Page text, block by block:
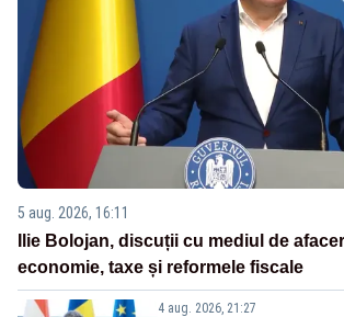
5 aug. 2026, 16:11
Ilie Bolojan, discuții cu mediul de
economie, taxe și reformele fiscale
4 aug. 2026, 21:27